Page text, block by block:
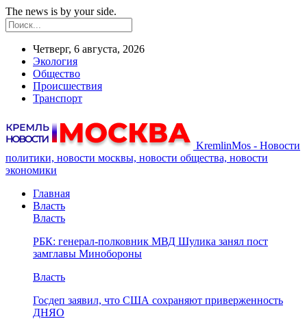
The news is by your side.
Четверг, 6 августа, 2026
Экология
Общество
Происшествия
Транспорт
KremlinMos - Новости
политики, новости москвы, новости общества, новости
экономики
Главная
Власть
Власть
РБК: генерал-полковник МВД Шулика занял пост
замглавы Минобороны
Власть
Госдеп заявил, что США сохраняют приверженность
ДНЯО